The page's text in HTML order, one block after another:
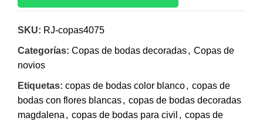
SKU: RJ-copas4075
Categorías: Copas de bodas decoradas, Copas de
novios
Etiquetas: copas de bodas color blanco, copas de
bodas con flores blancas, copas de bodas decoradas
magdalena , copas de bodas para civil , copas de